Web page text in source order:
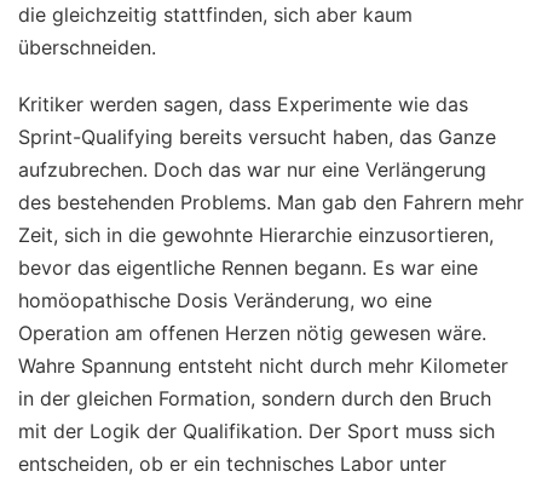
die gleichzeitig stattfinden, sich aber kaum
überschneiden.
Kritiker werden sagen, dass Experimente wie das
Sprint-Qualifying bereits versucht haben, das Ganze
aufzubrechen. Doch das war nur eine Verlängerung
des bestehenden Problems. Man gab den Fahrern mehr
Zeit, sich in die gewohnte Hierarchie einzusortieren,
bevor das eigentliche Rennen begann. Es war eine
homöopathische Dosis Veränderung, wo eine
Operation am offenen Herzen nötig gewesen wäre.
Wahre Spannung entsteht nicht durch mehr Kilometer
in der gleichen Formation, sondern durch den Bruch
mit der Logik der Qualifikation. Der Sport muss sich
entscheiden, ob er ein technisches Labor unter